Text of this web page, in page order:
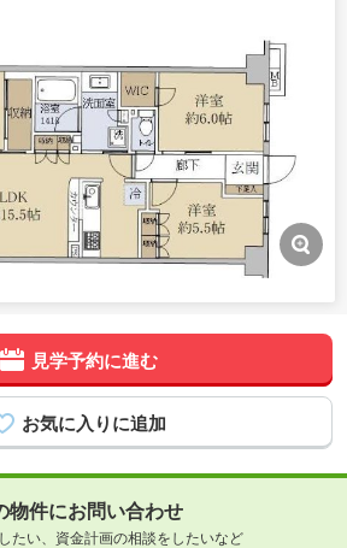
見学予約に進む
物件にお問い合わせ
たい、資金計画の相談をしたいなど